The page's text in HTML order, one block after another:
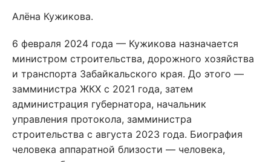
Алёна Кужикова.
6 февраля 2024 года — Кужикова назначается
министром строительства, дорожного хозяйства
и транспорта Забайкальского края. До этого —
замминистра ЖКХ с 2021 года, затем
администрация губернатора, начальник
управления протокола, замминистра
строительства с августа 2023 года. Биография
человека аппаратной близости — человека,